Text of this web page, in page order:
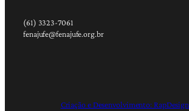
(61) 3323-7061
fenajufe@fenajufe.org.br
Criação e Desenvolvimento: RapDesign